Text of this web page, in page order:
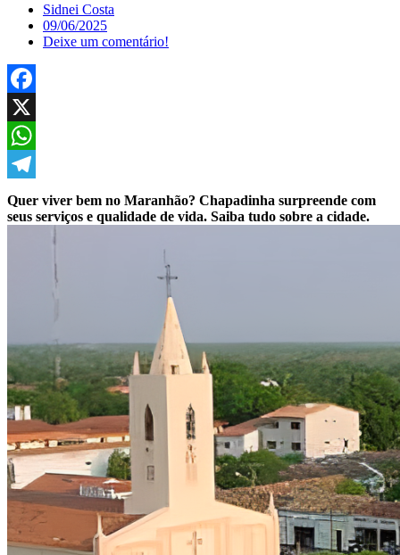
Sidnei Costa
09/06/2025
Deixe um comentário!
Facebook
X
WhatsApp
Telegram
Quer viver bem no Maranhão? Chapadinha surpreende com
seus serviços e qualidade de vida. Saiba tudo sobre a cidade.